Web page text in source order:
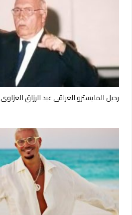
رحيل المايسترو العراقي عبد الرزاق العزاوي